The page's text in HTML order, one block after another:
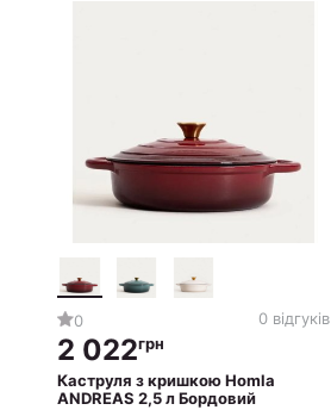
0 0 відгуків
2 022грн
Каструля з кришкою Homla
ANDREAS 2,5 л Бордовий